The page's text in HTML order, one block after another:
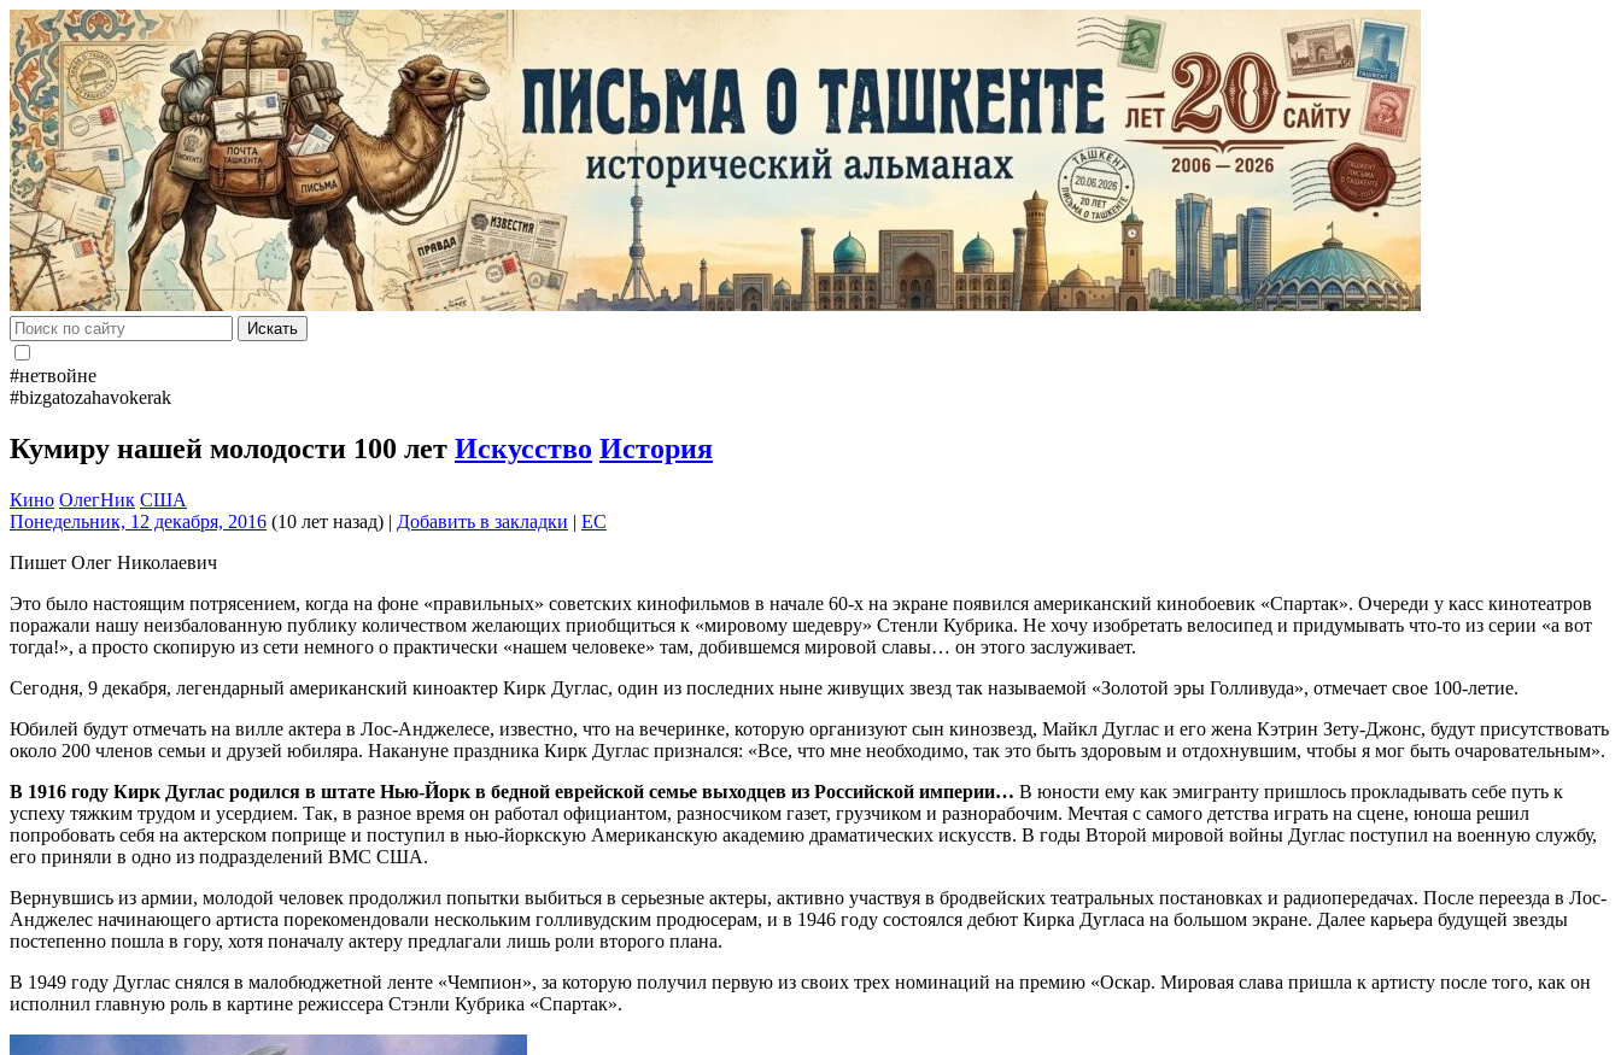
Искать
#нетвойне
#bizgatozahavokerak
Кумиру нашей молодости 100 лет Искусство История
Кино ОлегНик США
Понедельник, 12 декабря, 2016 (10 лет назад) | Добавить в закладки | EC
Пишет Олег Николаевич
Это было настоящим потрясением, когда на фоне «правильных» советских кинофильмов в начале 60-х на экране появился американский кинобоевик «Спартак». Очереди у касс кинотеатров
поражали нашу неизбалованную публику количеством желающих приобщиться к «мировому шедевру» Стенли Кубрика. Не хочу изобретать велосипед и придумывать что-то из серии «а вот
тогда!», а просто скопирую из сети немного о практически «нашем человеке» там, добившемся мировой славы… он этого заслуживает.
Сегодня, 9 декабря, легендарный американский киноактер Кирк Дуглас, один из последних ныне живущих звезд так называемой «Золотой эры Голливуда», отмечает свое 100-летие.
Юбилей будут отмечать на вилле актера в Лос-Анджелесе, известно, что на вечеринке, которую организуют сын кинозвезд, Майкл Дуглас и его жена Кэтрин Зету-Джонс, будут присутствовать
около 200 членов семьи и друзей юбиляра. Накануне праздника Кирк Дуглас признался: «Все, что мне необходимо, так это быть здоровым и отдохнувшим, чтобы я мог быть очаровательным».
В 1916 году Кирк Дуглас родился в штате Нью-Йорк в бедной еврейской семье выходцев из Российской империи… В юности ему как эмигранту пришлось прокладывать себе путь к
успеху тяжким трудом и усердием. Так, в разное время он работал официантом, разносчиком газет, грузчиком и разнорабочим. Мечтая с самого детства играть на сцене, юноша решил
попробовать себя на актерском поприще и поступил в нью-йоркскую Американскую академию драматических искусств. В годы Второй мировой войны Дуглас поступил на военную службу,
его приняли в одно из подразделений ВМС США.
Вернувшись из армии, молодой человек продолжил попытки выбиться в серьезные актеры, активно участвуя в бродвейских театральных постановках и радиопередачах. После переезда в Лос-
Анджелес начинающего артиста порекомендовали нескольким голливудским продюсерам, и в 1946 году состоялся дебют Кирка Дугласа на большом экране. Далее карьера будущей звезды
постепенно пошла в гору, хотя поначалу актеру предлагали лишь роли второго плана.
В 1949 году Дуглас снялся в малобюджетной ленте «Чемпион», за которую получил первую из своих трех номинаций на премию «Оскар. Мировая слава пришла к артисту после того, как он
исполнил главную роль в картине режиссера Стэнли Кубрика «Спартак».